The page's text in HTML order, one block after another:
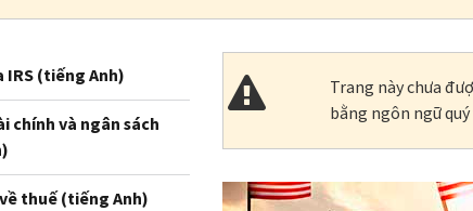
IRS (tiếng Anh)
chính và ngân sách
thuế (tiếng Anh)
Trang này chưa
bằng ngôn ngữ